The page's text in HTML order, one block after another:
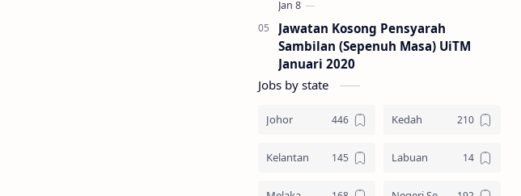
Jawatan Kosong Pensyarah
Sambilan (Sepenuh Masa) UiTM
Januari 2020
Jobs by state
Johor Kedah
Kelantan Labuan